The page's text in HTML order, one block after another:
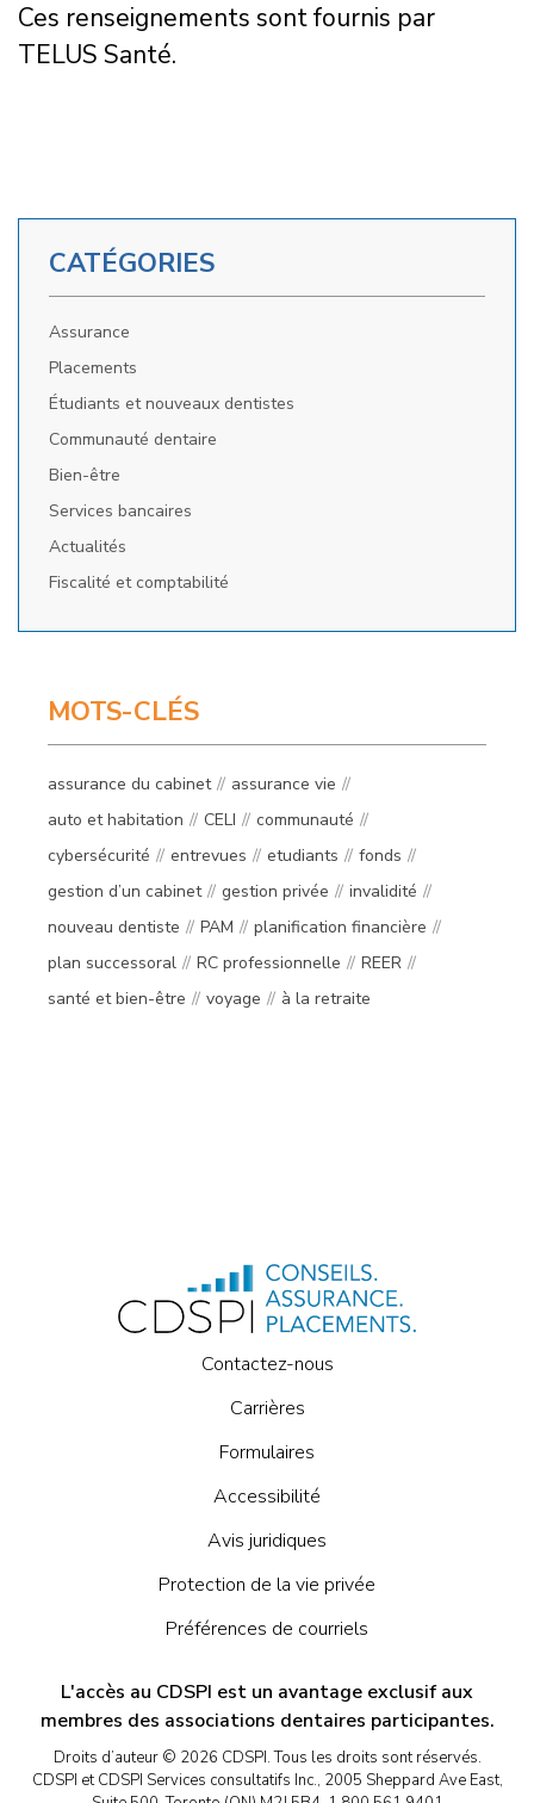
Ces renseignements sont fournis par
TELUS Santé.
CATÉGORIES
Assurance
Placements
Étudiants et nouveaux dentistes
Communauté dentaire
Bien-être
Services bancaires
Actualités
Fiscalité et comptabilité
MOTS-CLÉS
assurance du cabinet
assurance vie
auto et habitation
CELI
communauté
cybersécurité
entrevues etudiants
fonds
gestion d’un cabinet
gestion privée
invalidité
nouveau dentiste
PAM
planification financière
plan successoral
RC professionnelle
REER
santé et bien-être
voyage à la retraite
Contactez-nous
Carrières
Formulaires
Accessibilité
Avis juridiques
Protection de la vie privée
Préférences de courriels
L'accès au CDSPI est un avantage exclusif aux
membres des associations dentaires participantes.
Droits d’auteur © 2026 CDSPI. Tous les droits sont réservés.
CDSPI et CDSPI Services consultatifs Inc., 2005 Sheppard Ave East,